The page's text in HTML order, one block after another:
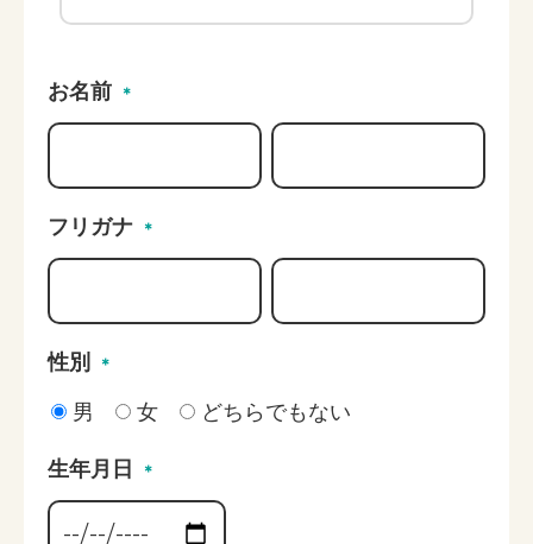
お名前 ＊
フリガナ ＊
性別 ＊
男 女 どちらでもない
生年月日 ＊